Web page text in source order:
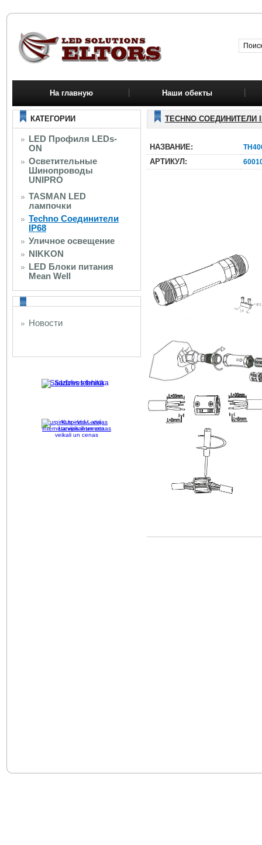
На главную Наши обекты
КАТЕГОРИИ
LED Профиля LEDs-
ON
Осветительные
Шинопроводы
UNIPRO
TASMAN LED
лампочки
Techno Соединители
IP68
Уличное освещение
NIKKON
LED Блоки питания
Mean Well
Новости
Sadzīves tehnika
Kurpirkt.lv - visi Latvijas
interneta veikali un cenas
TECHNO СОЕДИНИТЕЛИ
НАЗВАНИЕ:
АРТИКУЛ: